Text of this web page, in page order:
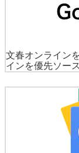
文春オンライン
インを優先ソー